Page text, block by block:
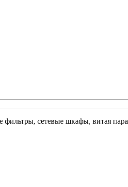
фильтры, сетевые шкафы, витая пара